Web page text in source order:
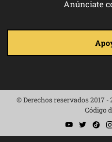
Anúnciate
© Derechos reservados 2017 -
Código